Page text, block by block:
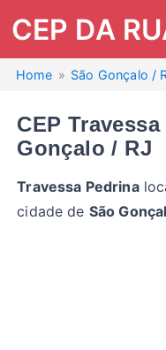
CEP DA
Home São Gonçalo /
CEP
Gonçalo / RJ
Travessa Pedrina
cidade de São